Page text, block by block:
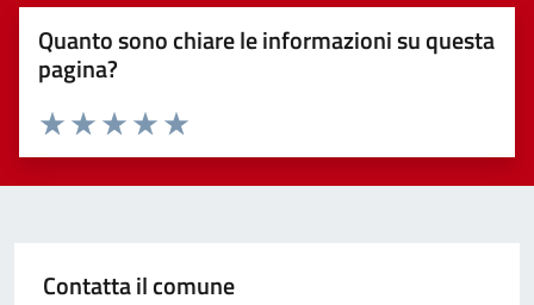
Quanto sono chiare le informazioni su questa
pagina?
Valuta 5 stelle su 5
Valuta 4 stelle su 5
Valuta 3 stelle su 5
Valuta 2 stelle su 5
Valuta 1 stelle su 5
Contatta il comune